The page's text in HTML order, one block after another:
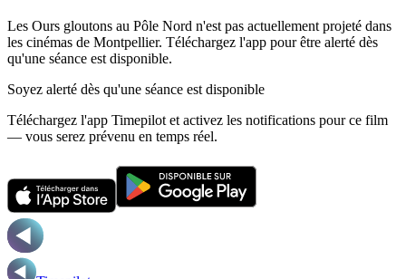
Les Ours gloutons au Pôle Nord n'est pas actuellement projeté dans
les cinémas de Montpellier. Téléchargez l'app pour être alerté dès
qu'une séance est disponible.
Soyez alerté dès qu'une séance est disponible
Téléchargez l'app Timepilot et activez les notifications pour ce film
— vous serez prévenu en temps réel.